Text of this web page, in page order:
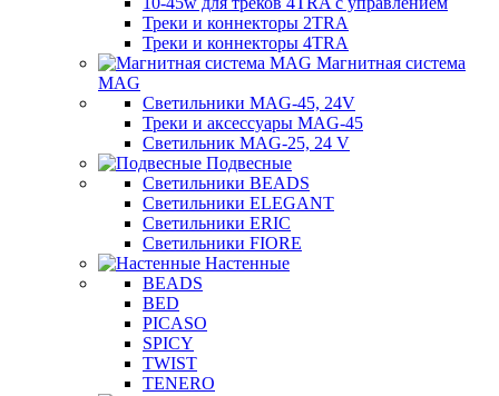
Треки и коннекторы 2TRA
Треки и коннекторы 4TRA
Магнитная система
MAG
Светильники MAG-45, 24V
Треки и аксессуары MAG-45
Светильник MAG-25, 24 V
Подвесные
Светильники BEADS
Светильники ELEGANT
Светильники ERIC
Светильники FIORE
Настенные
BEADS
BED
PICASO
SPICY
TWIST
TENERO